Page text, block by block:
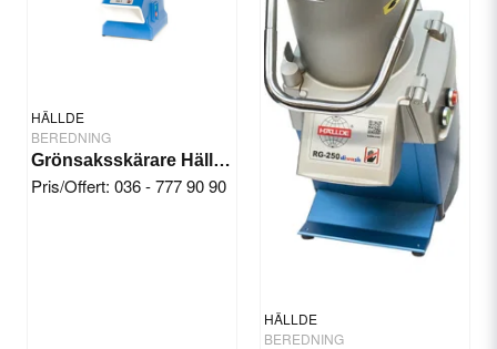
HÄLLDE
BEREDNING
Grönsaksskärare Hällde RG-7
Pris/Offert: 036 - 777 90 90
HÄLLDE
BEREDNING
Skicka fråga